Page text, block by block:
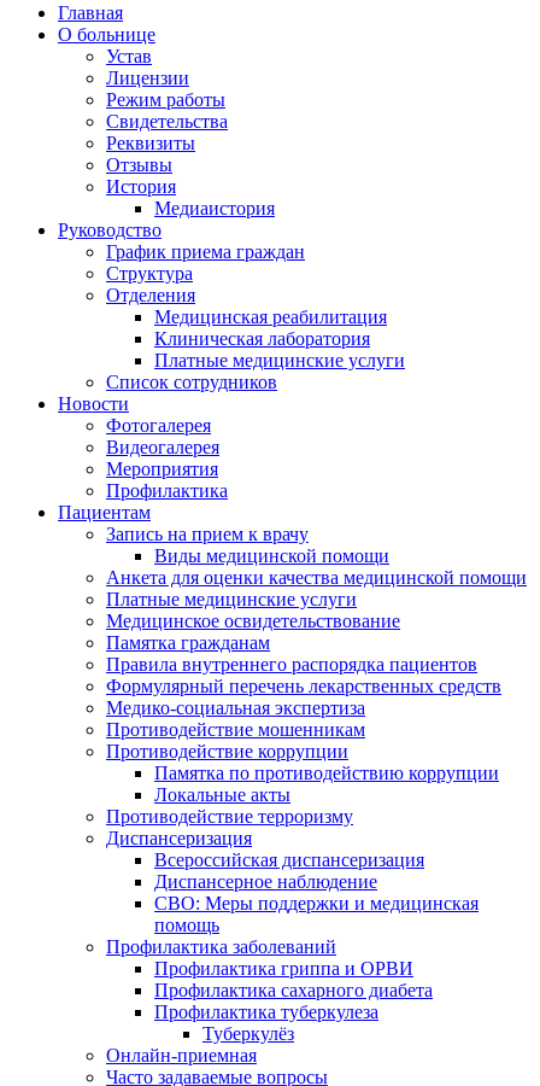
Главная
О больнице
Устав
Лицензии
Режим работы
Свидетельства
Реквизиты
Отзывы
История
Медиаистория
Руководство
График приема граждан
Структура
Отделения
Медицинская реабилитация
Клиническая лаборатория
Платные медицинские услуги
Список сотрудников
Новости
Фотогалерея
Видеогалерея
Мероприятия
Профилактика
Пациентам
Запись на прием к врачу
Виды медицинской помощи
Анкета для оценки качества медицинской помощи
Платные медицинские услуги
Медицинское освидетельствование
Памятка гражданам
Правила внутреннего распорядка пациентов
Формулярный перечень лекарственных средств
Медико-социальная экспертиза
Противодействие мошенникам
Противодействие коррупции
Памятка по противодействию коррупции
Локальные акты
Противодействие терроризму
Диспансеризация
Всероссийская диспансеризация
Диспансерное наблюдение
СВО: Меры поддержки и медицинская
помощь
Профилактика заболеваний
Профилактика гриппа и ОРВИ
Профилактика сахарного диабета
Профилактика туберкулеза
Туберкулёз
Онлайн-приемная
Часто задаваемые вопросы